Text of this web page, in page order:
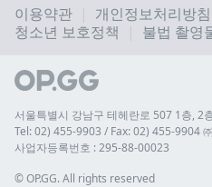
이용약관
개인정보처리방침
청소년 보호정책
불법 촬영
서울특별시 강남구 테헤란로 507 1층, 2
Tel: 02) 455-9903 / Fax: 02) 455-9904
사업자등록번호 : 295-88-00023
© OP.GG. All rights reserved